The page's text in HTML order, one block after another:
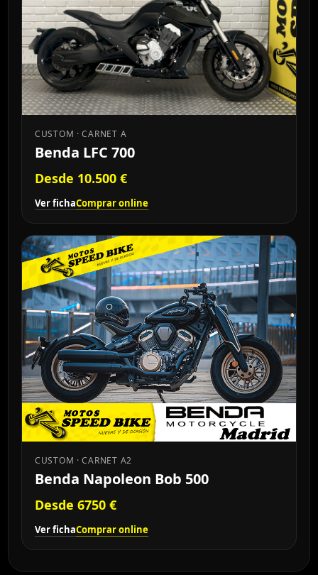
CUSTOM · CARNET A
Benda LFC 700
Desde 10.500 €
Ver fichaComprar online
CUSTOM · CARNET A2
Benda Napoleon Bob 500
Desde 6750 €
Ver fichaComprar online